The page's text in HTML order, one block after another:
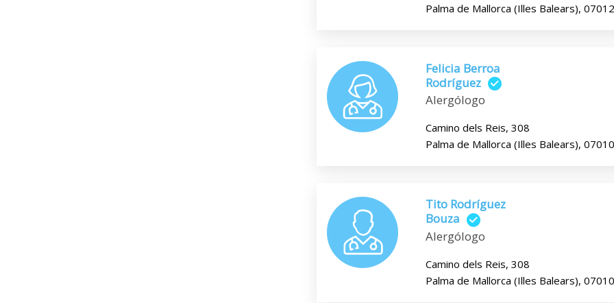
Palma de Mallorca (Illes Balears), 07012
Felicia Berroa
Rodríguez
Alergólogo
Camino dels Reis, 308
Palma de Mallorca (Illes Balears), 07010
Tito Rodríguez
Bouza
Alergólogo
Camino dels Reis, 308
Palma de Mallorca (Illes Balears), 07010